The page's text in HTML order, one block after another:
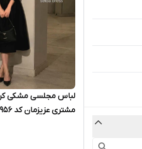
لباس مجلسی مشکی
مشتری عزیزمان کد ۹۵۶